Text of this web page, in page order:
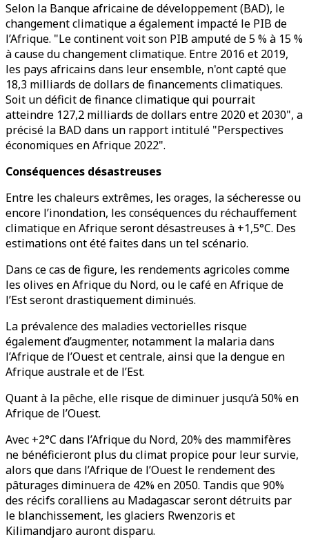
Selon la Banque africaine de développement (BAD), le
changement climatique a également impacté le PIB de
l’Afrique. "Le continent voit son PIB amputé de 5 % à 15 %
à cause du changement climatique. Entre 2016 et 2019,
les pays africains dans leur ensemble, n'ont capté que
18,3 milliards de dollars de financements climatiques.
Soit un déficit de finance climatique qui pourrait
atteindre 127,2 milliards de dollars entre 2020 et 2030", a
précisé la BAD dans un rapport intitulé "Perspectives
économiques en Afrique 2022".
Conséquences désastreuses
Entre les chaleurs extrêmes, les orages, la sécheresse ou
encore l’inondation, les conséquences du réchauffement
climatique en Afrique seront désastreuses à +1,5°C. Des
estimations ont été faites dans un tel scénario.
Dans ce cas de figure, les rendements agricoles comme
les olives en Afrique du Nord, ou le café en Afrique de
l’Est seront drastiquement diminués.
La prévalence des maladies vectorielles risque
également d’augmenter, notamment la malaria dans
l’Afrique de l’Ouest et centrale, ainsi que la dengue en
Afrique australe et de l’Est.
Quant à la pêche, elle risque de diminuer jusqu’à 50% en
Afrique de l’Ouest.
Avec +2°C dans l’Afrique du Nord, 20% des mammifères
ne bénéficieront plus du climat propice pour leur survie,
alors que dans l’Afrique de l’Ouest le rendement des
pâturages diminuera de 42% en 2050. Tandis que 90%
des récifs coralliens au Madagascar seront détruits par
le blanchissement, les glaciers Rwenzoris et
Kilimandjaro auront disparu.